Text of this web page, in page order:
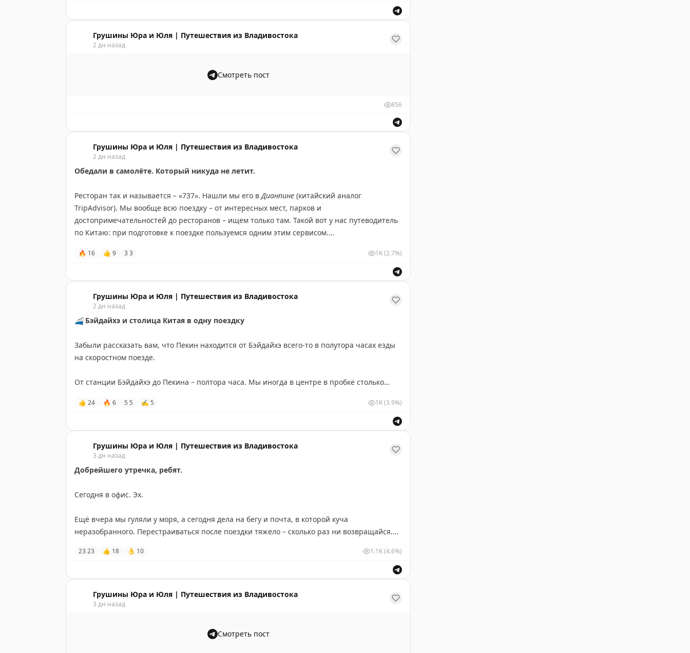
Утка нам понравилась. Сочная, без всяких запахов, мясо нежное, корочка хрустит. А какой
соус, м-м-м…
Ещё брали пельмени – тоже оказались неплохие. А фирменное блюдо тут
За обед из утки и пельменей на двоих отдали 82 юаня
кухню.
Полезная информация
🗺 Адрес: ТЦ Maoye Tiandi, 5 этаж, Циньхуандао
📍 Точка на карте Amap: https://www.amap.com/place/B0KR343015
#Китай #Бэйдайхэ
так освоилась.
Каждое утро мы смотрели, как она там играется, и по её виду понимали – никакого
подруги. С тех пор в каждую поездку отвозим Зайку только туда. Ей там как в санатории
или пионерском лагере, если хотите, – возвращается храбрая и весёлая.
Светлана, спасибо за добрую заботу о нашей малышке. Доверить её мы можем только
«Мяу, ребят. Пока эти двое где-то шастали неделю, я тут прекрасно отдыхала – меня
кормили, со мной играли, красота. Я даже сдружилась с моими соседями, наобщалась с ними
и уже скучаю по тёте Свете. Ма и Па говорят, что в этом году мы с ней ещё обязательно
Всем хорошего дня, ребят!
Ваши ЮЮ и кошка, которую зовут Мышка🐱
#Мышка
Грушины Юра и Юля | Путешествия из Владивостока
2 дн назад
Смотреть пост
856
Грушины Юра и Юля | Путешествия из Владивостока
2 дн назад
Обедали в самолёте. Который никуда не летит.
Ресторан так и называется – «737». Нашли мы его вДианпине (китайский аналог
TripAdvisor). Мы вообще всю поездку – от интересных мест, парков и
достопримечательностей до ресторанов – ищем только там. Такой вот у нас путеводитель
по Китаю: при подготовке к поездке пользуемся одним этим сервисом.
Но вернёмся к ресторану. Внутри – настоящий лайнер: кресла, иллюминаторы, багажные
лет, сделал больше тысячи рейсов, а потом приземлился в Циньхуандао и стал
рестораном.
Кормят мясом на гриле, морепродуктами, гамбургерами, вечером работает как бар с
бургеры оказались весьма неплохие, да и напитки тоже.
интерьер и атмосфера — это главное, а еда – просто приятное дополнение.
Ну а где вы ещё пообедаете в салоне Boeing?
🔖 Полезная информация
Название: 737飞机餐厅
📍Точка на карте Amap: 737 Resto – 奥体中心体育场
🔥 16 👍 9 33 1K(2.7%)
Грушины Юра и Юля | Путешествия из Владивостока
2 дн назад
🚄 Бэйдайхэ и столица Китая в одну поездку
Забыли рассказать вам, что Пекин находится от Бэйдайхэ всего-то в полутора часах езды
на скоростном поезде.
От станции Бэйдайхэ до Пекина – полтора часа. Мы иногда в центре в пробке столько
днём: посмотретьЗапретный городили, если едете с детьми, махнуть вUniversal Studios
с Гарри Поттером и трансформерами.
До столицы можно добраться самостоятельно или взять готовую экскурсию, есть разные
👍 24 🔥 6 5 5 ✍ 5 1K(3.9%)
Грушины Юра и Юля | Путешествия из Владивостока
3 дн назад
Добрейшего утречка, ребят.
Сегодня в офис. Эх.
Ещё вчера мы гуляли у моря, а сегодня дела на бегу и почта, в которой куча
неразобранного. Перестраиваться после поездки тяжело – сколько раз ни возвращайся.
Придумали себе правило: первый день после отпуска – только разбор завалов, никаких
Всем лёгкого дня. Держимся вместе.
2323 👍 18 👌 10 1.1K(4.6%)
Грушины Юра и Юля | Путешествия из Владивостока
3 дн назад
Смотреть пост